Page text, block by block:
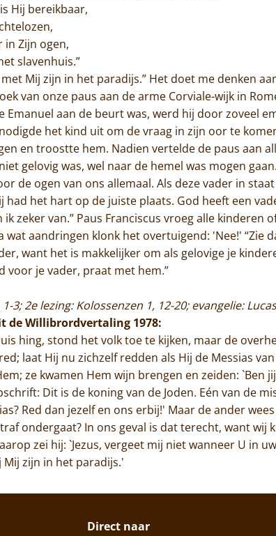
Hij bereikbaar,
in Zijn ogen,
slavenhuis.”
Mij zijn in het paradijs.” Het doet me denken
van onze paus aan de arme Corviale-wijk in
Emanuel aan de beurt was, werd hij door zoveel
het kind uit om de vraag in zijn oor te
en troostte hem. Nadien vertelde de paus aan
gelovig was, wel naar de hemel was mogen
de ogen van ons allemaal. Als deze vader in
had het hart op de juiste plaats. God heeft een
zeker van.” Paus Franciscus vroeg alle kinderen
wat aandringen klonk het overtuigend: 'Nee!' “Zie
want het is makkelijker om als gelovige je
voor je vader, praat met hem.”
3; 2e lezing: Kolossenzen 1, 12-20; evangelie:
de Willibrordvertaling 1978:
hing, stond het volk toe te kijken, maar de
laat Hij nu zichzelf redden als Hij de Messias
ze kwamen Hem wijn brengen en zeiden: `Ben
Dit is de koning van de Joden. Eén van de
Red dan jezelf en ons erbij!' Maar de ander
ondergaat? In ons geval is dat terecht, want
zei hij: `Jezus, vergeet mij niet wanneer U in
Mij zijn in het paradijs.'
Direct naar